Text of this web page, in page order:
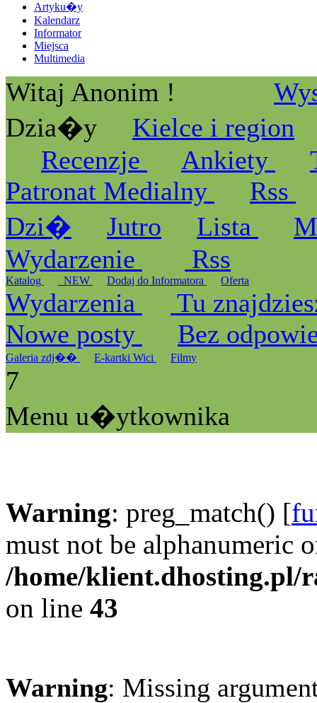
Artyku�y
Kalendarz
Informator
Miejsca
Multimedia
Witaj Anonim !
Dzia�y
Kielce i region
Recenzje
Ankiety
Patronat Medialny
Rss
Dzi�
Jutro Lista
Wydarzenie
Rss
Katalog _NEW Dodaj do Informatora Oferta
Wydarzenia
Tu
Nowe posty
Bez
Galeria zdj�� E-kartki Wici Filmy
7
Menu u�ytkownika
Warning: preg_match() [
must not be alphanumeric
/home/klient.dhosting.pl/
on line 43
Warning: Missing